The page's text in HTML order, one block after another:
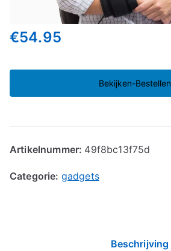
€54.95
Bekijken-Bestellen
Artikelnummer: 49f8bc13f75d
Categorie: gadgets
Beschrijving